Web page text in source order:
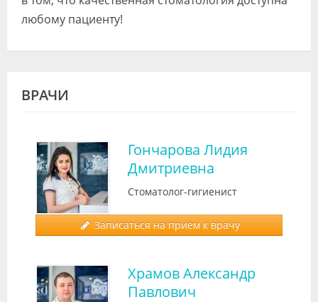
любому пациенту!
ВРАЧИ
Гончарова Лидия
Дмитриевна
Стоматолог-гигиенист
Записаться на прием к врачу
Храмов Александр
Павлович